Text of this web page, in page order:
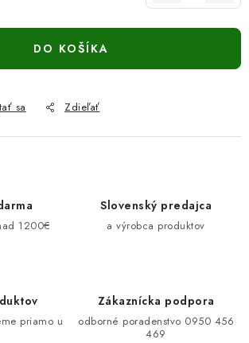
DO KOŠÍKA
sa Zdieľať
1200€
Slovenský predajca
a výrobca produktov
priamo u
Zákaznícka podpora
odborné poradenstvo 0950 456
469